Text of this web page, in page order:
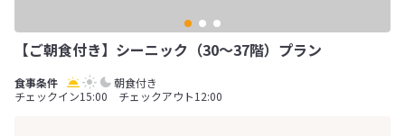
【ご朝食付き】シーニック（30～37階）プラン
朝食付き
チェックイン15:00 チェックアウト12:00